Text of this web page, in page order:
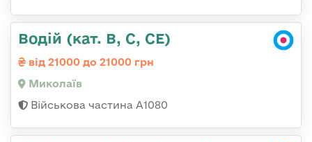
Водій (кат. B, C, CE)
від 21000 до 21000 грн
Миколаїв
Військова частина А1080